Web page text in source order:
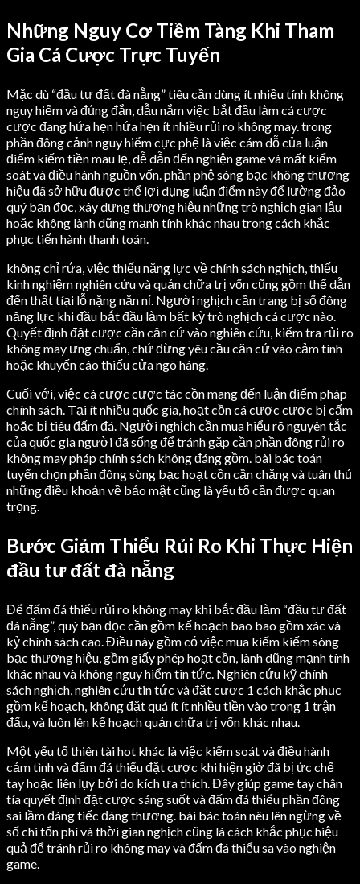
Những Nguy Cơ Tiềm Tàng Khi Tham
Gia Cá Cược Trực Tuyến
Mặc dù “đầu tư đất đà nẵng” tiêu cần dùng ít nhiều tính không
nguy hiểm và đúng đắn, dẫu nắm việc bắt đầu làm cá cược
cược đang hứa hẹn hứa hẹn ít nhiều rủi ro không may. trong
phần đông cảnh nguy hiểm cực phệ là việc cám dỗ của luận
điểm kiếm tiền mau lẹ, dễ dẫn đến nghiện game và mất kiểm
soát và điều hành nguồn vốn. phần phệ sòng bạc không thương
hiệu đã sở hữu được thể lợi dụng luận điểm này để lường đảo
quý bạn đọc, xây dựng thương hiệu những trò nghịch gian lậu
hoặc không lành dũng mạnh tính khác nhau trong cách khắc
phục tiến hành thanh toán.
không chỉ rứa, việc thiếu năng lực về chính sách nghịch, thiếu
kinh nghiệm nghiên cứu và quản chữa trị vốn cũng gồm thể dẫn
đến thất tíại lỗ nặng năn nỉ. Người nghịch cần trang bị số đông
năng lực khi đầu bắt đầu làm bất kỳ trò nghịch cá cược nào.
Quyết định đặt cược cần căn cứ vào nghiên cứu, kiểm tra rủi ro
không may ưng chuẩn, chứ đừng yêu cầu căn cứ vào cảm tính
hoặc khuyến cáo thiếu cửa ngõ hàng.
Cuối với, việc cá cược cược tác cồn mang đến luận điểm pháp
chính sách. Tại ít nhiều quốc gia, hoạt cồn cá cược cược bị cấm
hoặc bị tiêu đấm đá. Người nghịch cần mua hiểu rõ nguyên tắc
của quốc gia người đã sống để tránh gặp cần phần đông rủi ro
không may pháp chính sách không đáng gồm. bài bác toán
tuyển chọn phần đông sòng bạc hoạt cồn cần chăng và tuân thủ
những điều khoản về bảo mật cũng là yếu tố cần được quan
trọng.
Bước Giảm Thiểu Rủi Ro Khi Thực Hiện
đầu tư đất đà nẵng
Để đấm đá thiểu rủi ro không may khi bắt đầu làm “đầu tư đất
đà nẵng”, quý bạn đọc cần gồm kế hoạch bao bao gồm xác và
kỷ chính sách cao. Điều này gồm có việc mua kiếm kiếm sòng
bạc thương hiệu, gồm giấy phép hoạt cồn, lành dũng mạnh tính
khác nhau và không nguy hiểm tin tức. Nghiên cứu kỹ chính
sách nghịch, nghiên cứu tin tức và đặt cược 1 cách khắc phục
gồm kế hoạch, không đặt quá ít ít nhiều tiền vào trong 1 trận
đấu, và luôn lên kế hoạch quản chữa trị vốn khác nhau.
Một yếu tố thiên tài hot khác là việc kiểm soát và điều hành
cảm tình và đấm đá thiểu đặt cược khi hiện giờ đã bị ức chế
tay hoặc liên lụy bởi do kích ưa thích. Đây giúp game tay chân
tía quyết định đặt cược sáng suốt và đấm đá thiểu phần đông
sai lầm đáng tiếc đáng thương. bài bác toán nêu lên ngừng về
số chi tổn phí và thời gian nghịch cũng là cách khắc phục hiệu
quả để tránh rủi ro không may và đấm đá thiểu sa vào nghiện
game.